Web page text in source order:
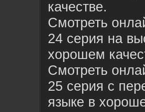
качестве.
Смотреть
24 серия на
хорошем
Смотреть
25 серия с
языке в